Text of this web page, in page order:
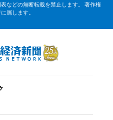
などの無断転載を禁止します。 著作権
属します。